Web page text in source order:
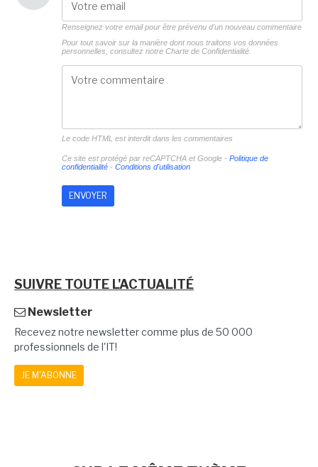
Renseignez votre email pour être prévenu d'un nouveau commentaire
Pour tout savoir sur la manière dont nous traitons vos données
personnelles, consultez notre Charte de Confidentialité.
Le code HTML est interdit dans les commentaires
Ce site est protégé par reCAPTCHA et Google - Politique de
confidentialité- Conditions d'utilisation
SUIVRE TOUTE L'ACTUALITÉ
Newsletter
Recevez notre newsletter comme plus de 50 000
professionnels de l'IT!
JE M'ABONNE